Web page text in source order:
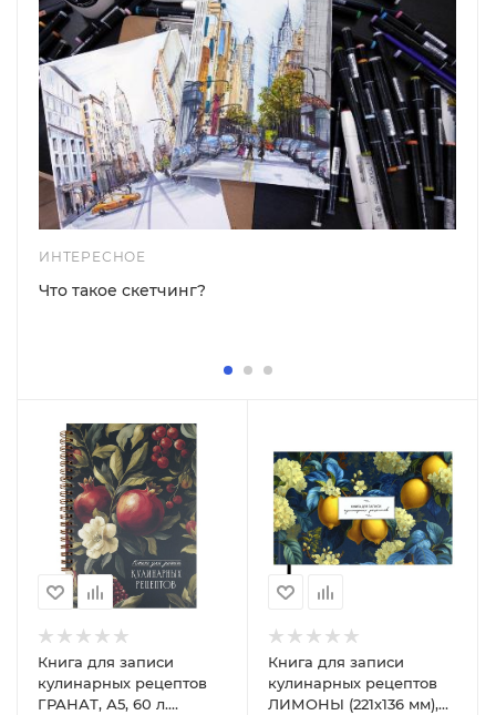
ИНТЕРЕСНОЕ
Что такое скетчинг?
Книга для записи
кулинарных рецептов
ГРАНАТ, А5, 60 л.
Книга для записи
кулинарных рецептов
ЛИМОНЫ (221х136 мм),